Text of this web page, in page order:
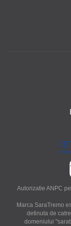
Autorizatie ANPC
Marca SaraTremo
detinuta de
domeniului